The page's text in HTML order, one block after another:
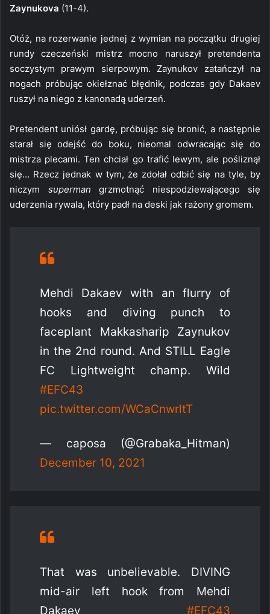
Zaynukova (11-4).
Otóż, na rozerwanie jednej z wymian na początku drugiej
rundy czeczeński mistrz mocno naruszył pretendenta
soczystym prawym sierpowym. Zaynukov zatańczył na
nogach próbując okiełznać błędnik, podczas gdy Dakaev
ruszył na niego z kanonadą uderzeń.
Pretendent uniósł gardę, próbując się bronić, a następnie
starał się odejść do boku, nieomal odwracając się do
mistrza plecami. Ten chciał go trafić lewym, ale pośliznął
się… Rzecz jednak w tym, że zdołał odbić się na tyle, by
niczym superman grzmotnąć niespodziewającego się
uderzenia rywala, który padł na deski jak rażony gromem.
Mehdi Dakaev with an flurry of
hooks and diving punch to
faceplant Makkasharip Zaynukov
in the 2nd round. And STILL Eagle
FC Lightweight champ. Wild
#EFC43
pic.twitter.com/WCaCnwrltT
— caposa (@Grabaka_Hitman)
December 10, 2021
That was unbelievable. DIVING
mid-air left hook from Mehdi
Dakaev #EFC43